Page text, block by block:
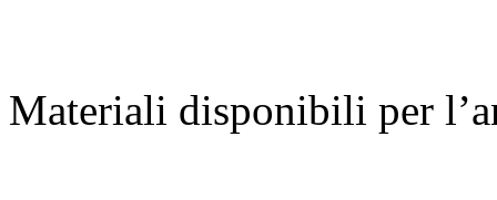
Materiali disponibili per